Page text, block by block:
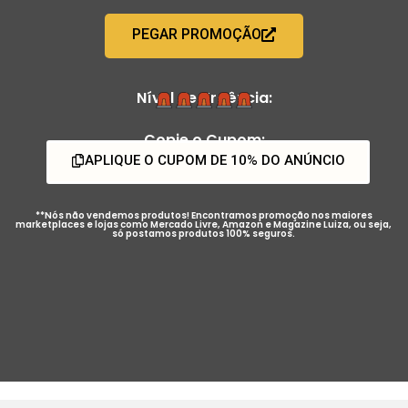
PEGAR PROMOÇÃO
Nível de Urgência:
Copie o Cupom:
APLIQUE O CUPOM DE 10% DO ANÚNCIO
**Nós não vendemos produtos! Encontramos promoção nos maiores
marketplaces e lojas como Mercado Livre, Amazon e Magazine Luiza, ou seja,
só postamos produtos 100% seguros.